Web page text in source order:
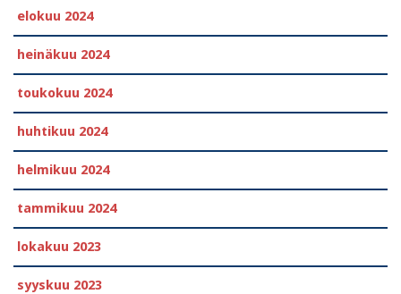
elokuu 2024
heinäkuu 2024
toukokuu 2024
huhtikuu 2024
helmikuu 2024
tammikuu 2024
lokakuu 2023
syyskuu 2023